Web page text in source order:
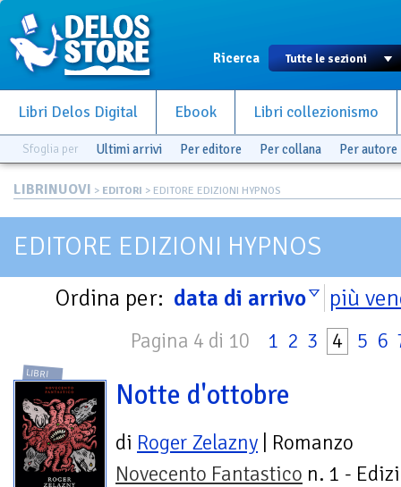
Ricerca
Libri Delos Digital Ebook Libri collezionismo
Sfoglia per Ultimi arrivi Per editore Per collana Per autore
LIBRINUOVI > EDITORI > EDITORE EDIZIONI HYPNOS
EDITORE EDIZIONI HYPNOS
Ordina per: data di arrivo più
Pagina 4 di 10 1 2 3 4 5 6
LIBRI
Notte d'ottobre
di Roger Zelazny | Romanzo
Novecento Fantastico n. 1 -